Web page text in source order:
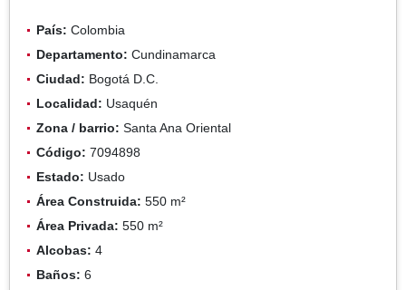
País: Colombia
Departamento: Cundinamarca
Ciudad: Bogotá D.C.
Localidad: Usaquén
Zona / barrio: Santa Ana Oriental
Código: 7094898
Estado: Usado
Área Construida: 550 m²
Área Privada: 550 m²
Alcobas: 4
Baños: 6